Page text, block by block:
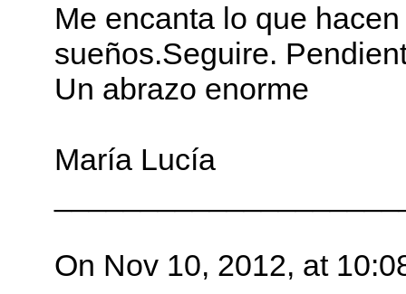
Me encanta lo que
sueños.Seguire.
Un abrazo enorme
María Lucía
On Nov 10, 2012, at